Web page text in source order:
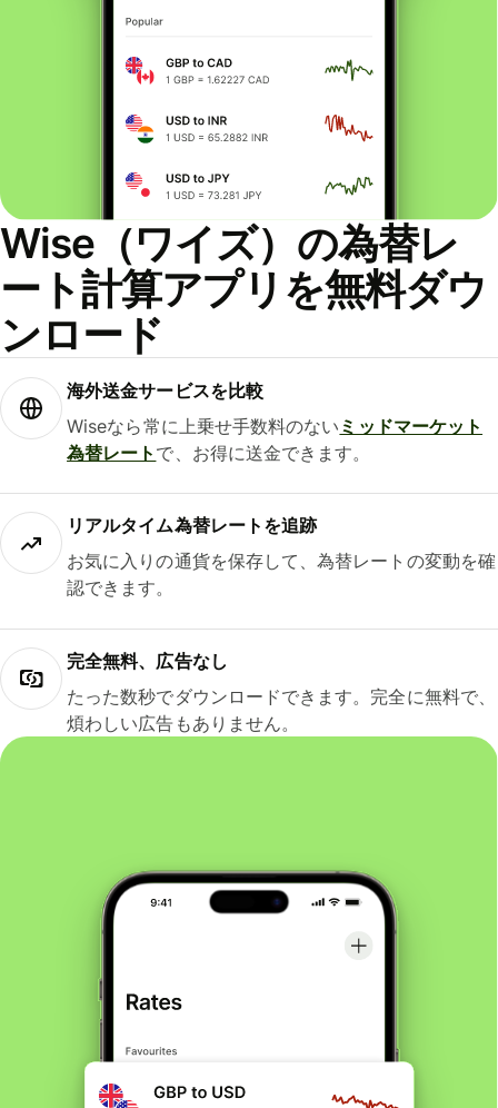
Wise（ワイズ）の為替レ
ート計算アプリを無料ダウ
ンロード
海外送金サービスを比較
Wiseなら常に上乗せ手数料のない ミッドマーケット
為替レート で、お得に送金できます。
リアルタイム為替レートを追跡
お気に入りの通貨を保存して、為替レートの変動を確
認できます。
完全無料、広告なし
たった数秒でダウンロードできます。完全に無料で、
煩わしい広告もありません。